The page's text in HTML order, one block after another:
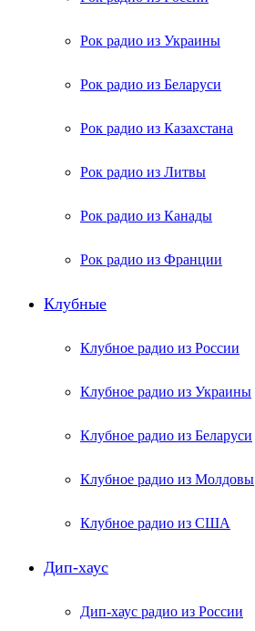
Рок радио из Украины
Рок радио из Беларуси
Рок радио из Казахстана
Рок радио из Литвы
Рок радио из Канады
Рок радио из Франции
Клубные
Клубное радио из России
Клубное радио из Украины
Клубное радио из Беларуси
Клубное радио из Молдовы
Клубное радио из США
Дип-хаус
Дип-хаус радио из России